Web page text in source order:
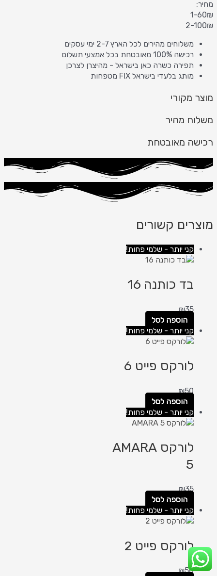
מחיר:
1-60₪
2-100₪
משלוחים מהירים לכל הארץ 2-7 ימי עסקים
רכישה 100% מאובטחת בכל אמצעי תשלום
תפירה כשרה כאן בישראל - מהיצרן לצרכן
מותג בלעדי בישראל FIX מטפחות
מוצר מקורי
משלוח מהיר
רכישה מאובטחת
מוצרים קשורים
קני יותר - שלמי פחות!
בד כותנה 16
₪35
הוספה לסל
קני יותר - שלמי פחות!
לורקס פייט 6
₪50
הוספה לסל
קני יותר - שלמי פחות!
לורקס AMARA
5
₪35
הוספה לסל
קני יותר - שלמי פחות!
לורקס פייט 2
₪50